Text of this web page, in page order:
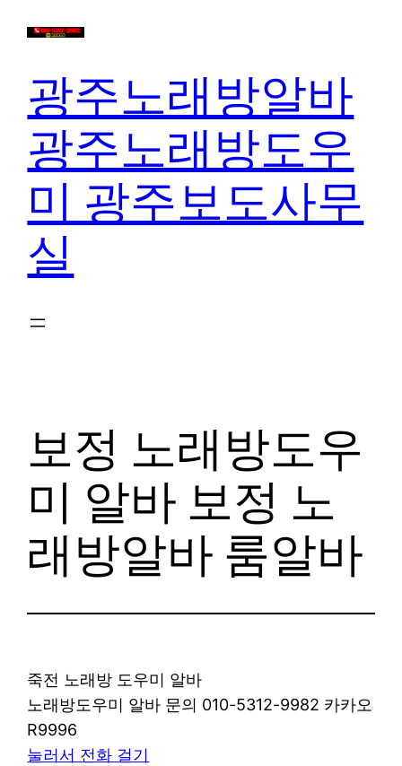
광주노래방알바
광주노래방도우
미 광주보도사무
실
보정 노래방도우
미 알바 보정 노
래방알바 룸알바
죽전 노래방 도우미 알바
노래방도우미 알바 문의 010-5312-9982 카카오
R9996
눌러서 전화 걸기